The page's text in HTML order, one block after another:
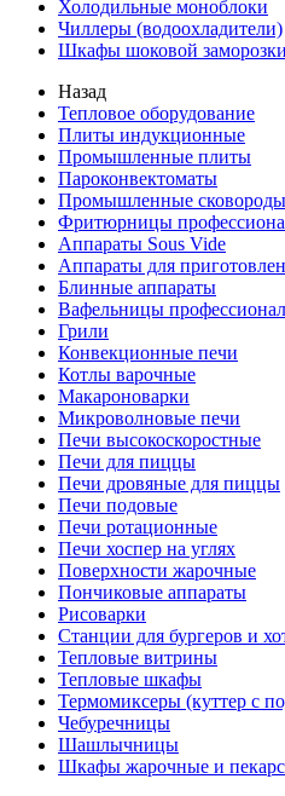
Холодильные моноблоки
Чиллеры (водоохладители)
Шкафы шоковой заморозки
Назад
Тепловое оборудование
Плиты индукционные
Промышленные плиты
Пароконвектоматы
Промышленные сковороды
Фритюрницы
Аппараты Sous Vide
Аппараты для
Блинные аппараты
Вафельницы
Грили
Конвекционные печи
Котлы варочные
Макароноварки
Микроволновые печи
Печи высокоскоростные
Печи для пиццы
Печи дровяные для пиццы
Печи подовые
Печи ротационные
Печи хоспер на углях
Поверхности жарочные
Пончиковые аппараты
Рисоварки
Станции для бургеров и
Тепловые витрины
Тепловые шкафы
Термомиксеры (куттер с
Чебуречницы
Шашлычницы
Шкафы жарочные и